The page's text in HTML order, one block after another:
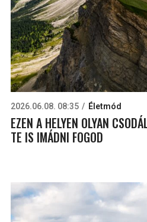
2026.06.08. 08:35 Életmód
EZEN A HELYEN OLYAN
TE IS IMÁDNI FOGOD